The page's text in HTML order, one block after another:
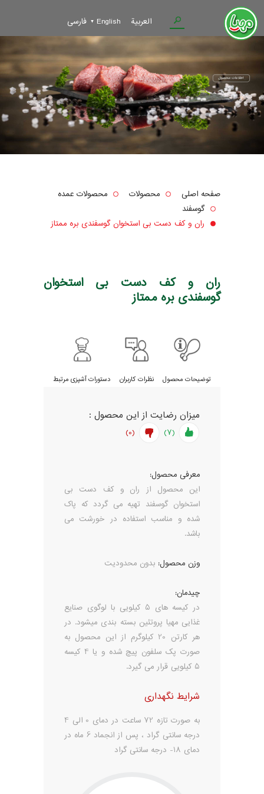
فارسی English العربية
صفحه اصلی محصولات
محصولات عمده
گوسفند
ران و کف دست بی استخوان گوسفندی بره ممتاز
ران و کف دست بی استخوان
گوسفندی بره ممتاز
توضیحات محصول نظرات کاربران دستورات آشپزی مرتبط
میزان رضایت از این محصول :
(7)
(0)
معرفی محصول:
این محصول از ران و کف دست بی
استخوان گوسفند تهیه می گردد که پاک
شده و مناسب استفاده در خورشت می
باشد.
وزن محصول: بدون محدودیت
چیدمان:
در کیسه های 5 کیلویی با لوگوی صنایع
غذایی مهیا پروتئین بسته بندی میشود. در
هر کارتن 20 کیلوگرم از این محصول به
صورت پک سلفون پیچ شده و یا 4 کیسه
5 کیلویی قرار می گیرد.
شرایط نگهداری
به صورت تازه 72 ساعت در دمای 0 الی 4
درجه سانتی گراد ، پس از انجماد 6 ماه در
دمای 18- درجه سانتی گراد